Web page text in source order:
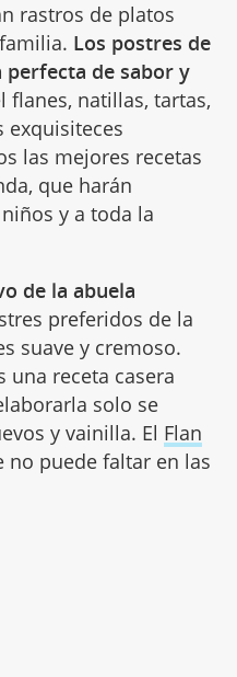
rastros de platos
Los postres de
perfecta de sabor y
flanes, natillas, tartas,
exquisiteces
las mejores recetas
que harán
y a toda la
de la abuela
preferidos de la
suave y cremoso.
una receta casera
solo se
y vainilla. El Flan
no puede faltar en las